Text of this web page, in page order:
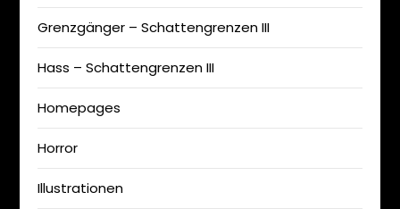
Grenzgänger – Schattengrenzen III
Hass – Schattengrenzen III
Homepages
Horror
Illustrationen